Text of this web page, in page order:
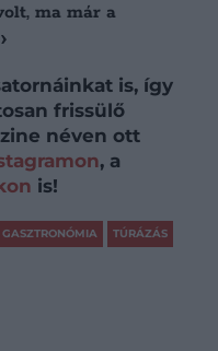
ma már a
is, így
frissülő
néven ott
, a
is!
GASZTRONÓMIA TÚRÁZÁS